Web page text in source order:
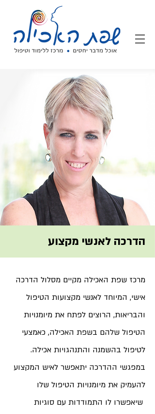
הדרכה לאנשי מקצוע
מרכז שפת האכילה מקיים מסלול הדרכה
אישי, המיוחד לאנשי מקצועות הטיפול
והבריאות, הרוצים לפתח את מיומנויות
הטיפול שלהם בשפת האכילה, כאמצעי
לטיפול בהשמנה והתנהגויות אכילה.
במפגשי ההדרכה יתאפשר לאיש המקצוע
להעמיק את מיומנויות הטיפול שלו
שיאפשרו לו התמודדות עם סוגיות